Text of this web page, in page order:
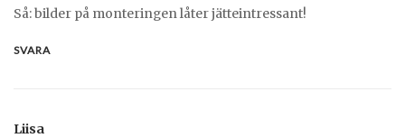
Så: bilder på monteringen låter jätteintressant!
SVARA
Liisa